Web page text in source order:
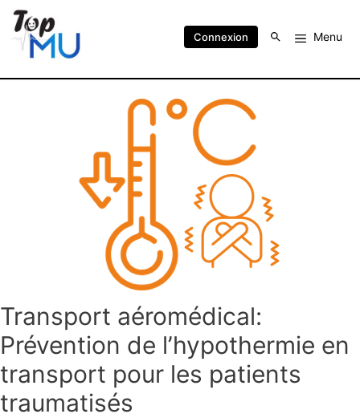
Connexion Menu
Transport aéromédical:
Prévention de l’hypothermie en
transport pour les patients
traumatisés